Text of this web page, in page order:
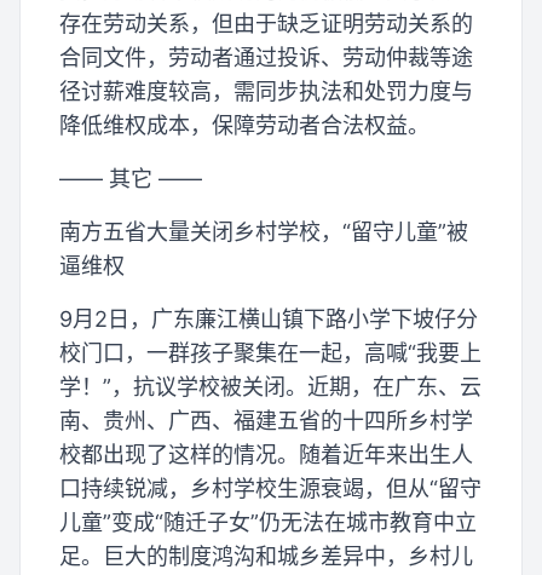
存在劳动关系，但由于缺乏证明劳动关系的
合同文件，劳动者通过投诉、劳动仲裁等途
径讨薪难度较高，需同步执法和处罚力度与
降低维权成本，保障劳动者合法权益。
—— 其它 ——
南方五省大量关闭乡村学校，“留守儿童”被
逼维权
9月2日，广东廉江横山镇下路小学下坡仔分
校门口，一群孩子聚集在一起，高喊“我要上
学！”，抗议学校被关闭。近期，在广东、云
南、贵州、广西、福建五省的十四所乡村学
校都出现了这样的情况。随着近年来出生人
口持续锐减，乡村学校生源衰竭，但从“留守
儿童”变成“随迁子女”仍无法在城市教育中立
足。巨大的制度鸿沟和城乡差异中，乡村儿